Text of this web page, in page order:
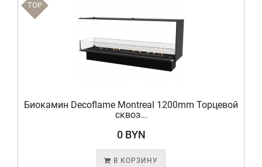
TOP
Биокамин Decoflame Montreal 1200mm Торцевой
сквоз...
0 BYN
В КОРЗИНУ